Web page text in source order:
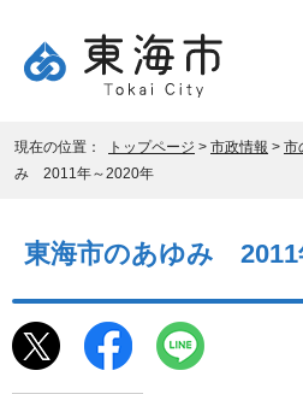
現在の位置： トップページ > 市政情報 > 市
み 2011年～2020年
東海市のあゆみ 2011